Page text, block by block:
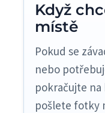
Když
místě
Pokud se
nebo
pokračujte
pošlete fotky